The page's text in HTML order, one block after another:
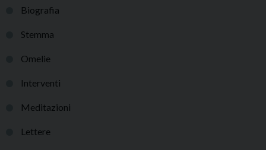
Biografia
Stemma
Omelie
Interventi
Meditazioni
Lettere